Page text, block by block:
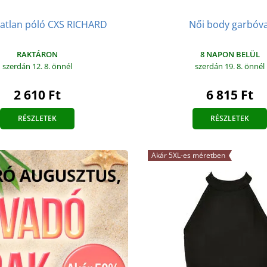
póló CXS RICHARD
RAKTÁRON
szerdán 12. 8.önnél
2 610 Ft
RÉSZLETEK
Női body
8 NAPON BELÜL
szerdán 19. 8.önnél
6 815 Ft
RÉSZLETEK
Akár 5XL-es méretben